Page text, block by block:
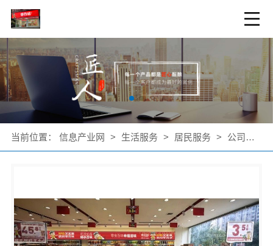
当前位置： 信息产业网 > 生活服务 > 居民服务 > 公司产品